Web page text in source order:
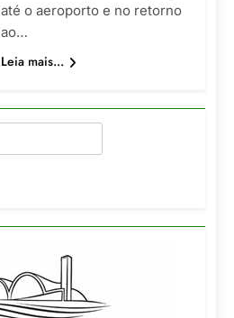
até o aeroporto e no retorno
ao…
Leia mais...